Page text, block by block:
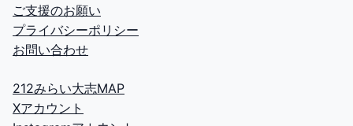
ご支援のお願い
プライバシーポリシー
お問い合わせ
212みらい大志MAP
Xアカウント